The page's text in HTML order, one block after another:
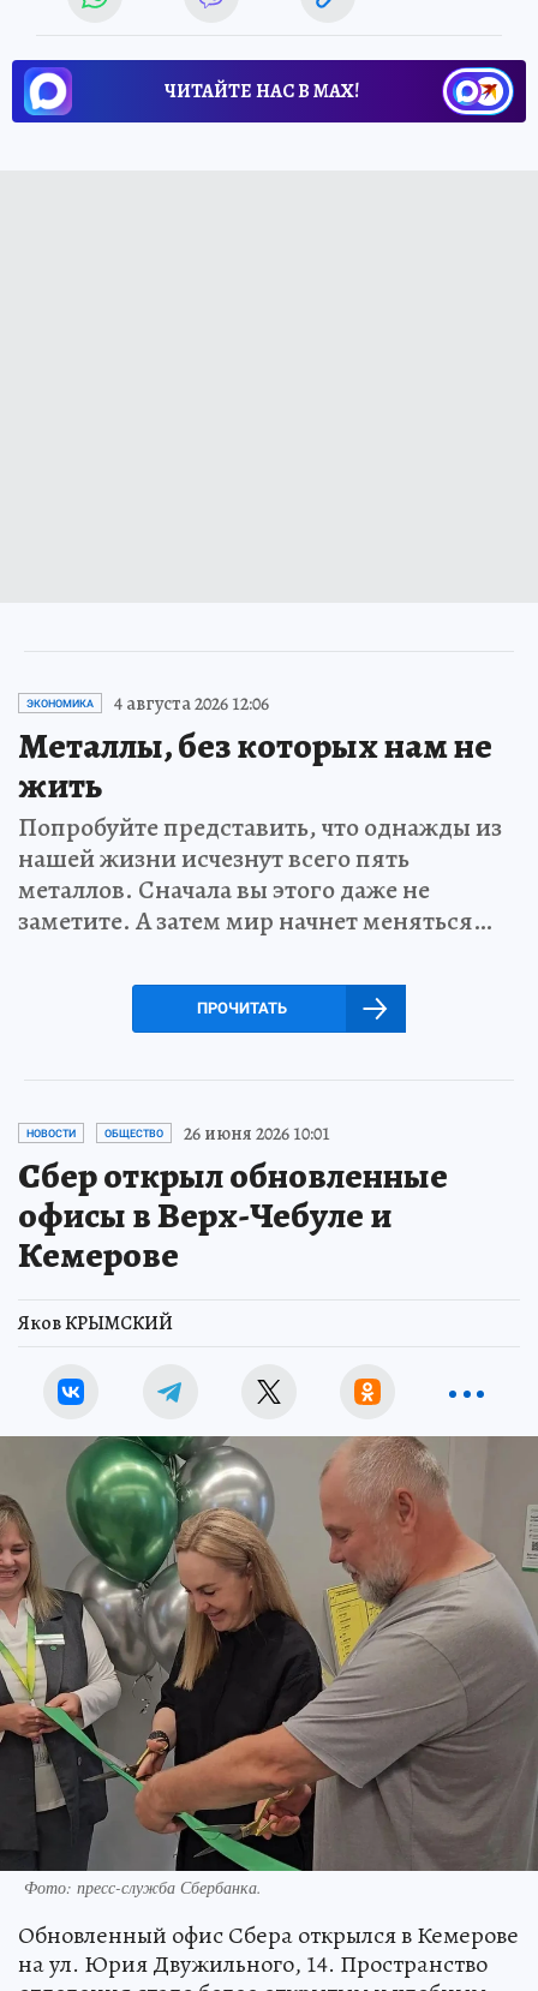
ЧИТАЙТЕ НАС В МАХ!
ЭКОНОМИКА 4 августа 2026 12:06
Металлы, без которых нам не
жить
Попробуйте представить, что однажды из
нашей жизни исчезнут всего пять
металлов. Сначала вы этого даже не
заметите. А затем мир начнет меняться…
ПРОЧИТАТЬ
НОВОСТИ ОБЩЕСТВО 26 июня 2026 10:01
Сбер открыл обновленные
офисы в Верх-Чебуле и
Кемерове
Яков КРЫМСКИЙ
Фото: пресс-служба Сбербанка.
Обновленный офис Сбера открылся в Кемерове
на ул. Юрия Двужильного, 14. Пространство